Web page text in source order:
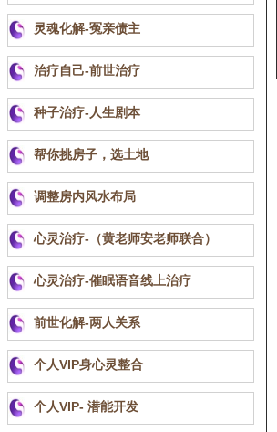
灵魂化解-冤亲债主
治疗自己-前世治疗
种子治疗-人生剧本
帮你挑房子，选土地
调整房内风水布局
心灵治疗-（黄老师安老师联合）
心灵治疗-催眠语音线上治疗
前世化解-两人关系
个人VIP身心灵整合
个人VIP- 潜能开发